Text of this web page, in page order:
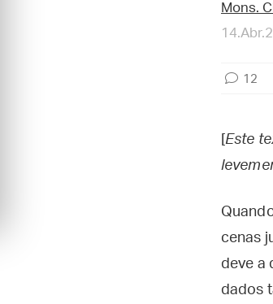
Mons.
12
[Este
cenas
deve a
dados